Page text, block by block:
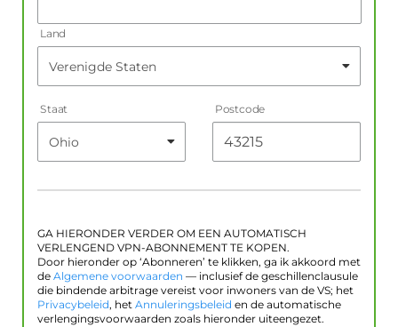
Land
Staat Postcode
GA HIERONDER VERDER OM EEN AUTOMATISCH
VERLENGEND VPN-ABONNEMENT TE KOPEN.
Door hieronder op ‘Abonneren’ te klikken, ga ik akkoord met
de Algemene voorwaarden — inclusief de geschillenclausule
die bindende arbitrage vereist voor inwoners van de VS; het
Privacybeleid, het Annuleringsbeleid en de automatische
verlengingsvoorwaarden zoals hieronder uiteengezet.